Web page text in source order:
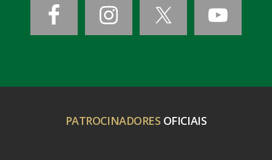
PATROCINADORES OFICIAIS